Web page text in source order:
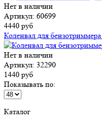
Нет в наличии
Артикул: 60699
4440 руб
Коленвал для
Нет в наличии
Артикул: 32290
1440 руб
Показывать по:
Каталог